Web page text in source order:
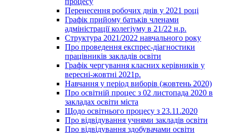
Перенесення робочих днів у 2021 році
Графік прийому батьків членами
адміністрації колегіуму в 21/22 н.р.
Структура 2021/2022 навчального року
Про проведення експрес-діагностики
працівників закладів освіти
Графік чергування класних керівників у
вересні-жовтні 2021р.
Навчання у період виборів (жовтень 2020)
Про освітній процес з 02 листопада 2020 в
закладах освіти міста
Щодо освітнього процесу з 23.11.2020
Про відвідування учнями закладів освіти
Про відвідування здобувачами освіти